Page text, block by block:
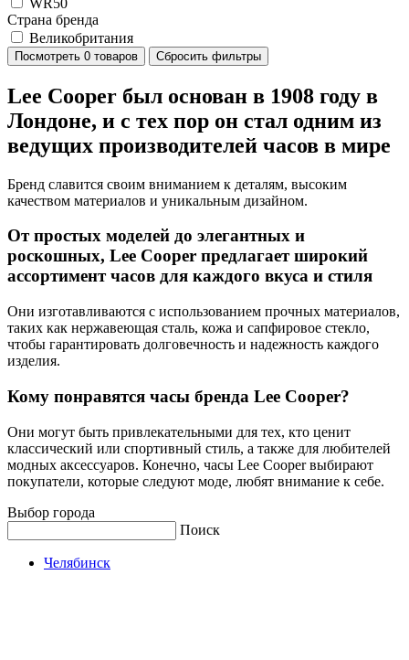
Страна бренда
Великобритания
Посмотреть 0 товаров Сбросить фильтры
Lee Cooper был основан в 1908 году в
Лондоне, и с тех пор он стал одним из
ведущих производителей часов в мире
Бренд славится своим вниманием к деталям, высоким
качеством материалов и уникальным дизайном.
От простых моделей до элегантных и
роскошных, Lee Cooper предлагает широкий
ассортимент часов для каждого вкуса и стиля
Они изготавливаются с использованием прочных материалов,
таких как нержавеющая сталь, кожа и сапфировое стекло,
чтобы гарантировать долговечность и надежность каждого
изделия.
Кому понравятся часы бренда Lee Cooper?
Они могут быть привлекательными для тех, кто ценит
классический или спортивный стиль, а также для любителей
модных аксессуаров. Конечно, часы Lee Cooper выбирают
покупатели, которые следуют моде, любят внимание к себе.
Выбор города
Поиск
Челябинск